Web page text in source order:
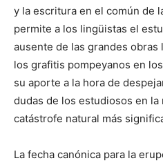
y la escritura en el común de
permite a los lingüistas el
ausente de las grandes
los grafitis pompeyanos en
su aporte a la hora de
dudas de los estudiosos en la
catástrofe natural más
La fecha canónica para la